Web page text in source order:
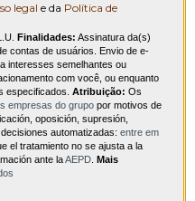
legal e da Política de
Finalidades: Assinatura da(s)
contas de usuários. Envio de e-
interesses semelhantes ou
com você, ou enquanto
especificados. Atribuição: Os
empresas do grupo por motivos de
oposición, supresión,
automatizadas: entre em
el tratamiento no se ajusta a la
ante laAEPD Mais